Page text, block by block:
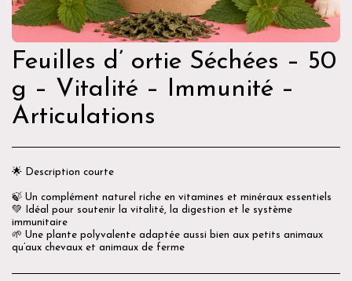
Feuilles d’ ortie Séchées – 50
g – Vitalité – Immunité –
Articulations
🌟 Description courte
🍃 Un complément naturel riche en vitamines et minéraux essentiels
💚 Idéal pour soutenir la vitalité, la digestion et le système
immunitaire
🌱 Une plante polyvalente adaptée aussi bien aux petits animaux
qu’aux chevaux et animaux de ferme